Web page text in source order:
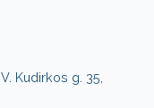
, V. Kudirkos g. 35,